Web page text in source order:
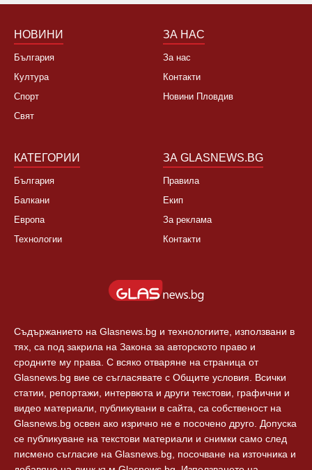
НОВИНИ
България
Култура
Спорт
Свят
ЗА НАС
За нас
Контакти
Новини Пловдив
КАТЕГОРИИ
България
Балкани
Европа
Технологии
ЗА GLASNEWS.BG
Правила
Екип
За реклама
Контакти
Съдържанието на Glasnews.bg и технологиите, използвани в
тях, са под закрила на Закона за авторското право и
сродните му права. С всяко отваряне на страница от
Glasnews.bg вие се съгласявате с Общите условия. Всички
статии, репортажи, интервюта и други текстови, графични и
видео материали, публикувани в сайта, са собственост на
Glasnews.bg освен ако изрично не е посочено друго. Допуска
се публикуване на текстови материали и снимки само след
писмено съгласие на Glasnews.bg, посочване на източника и